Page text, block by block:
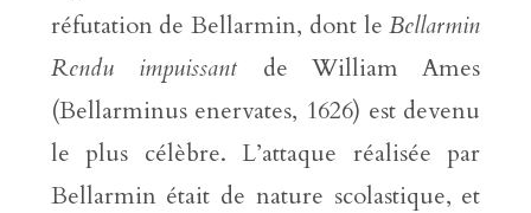
réfutation de Bellarmin, dont leBellarmin
Rendu impuissant de William Ames
(Bellarminus enervates, 1626) est devenu
le plus célèbre. L’attaque réalisée par
Bellarmin était de nature scolastique, et